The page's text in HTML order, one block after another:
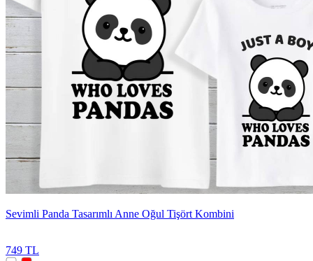
Sevimli Panda Tasarımlı Anne Oğul Tişört Kombini
749 TL